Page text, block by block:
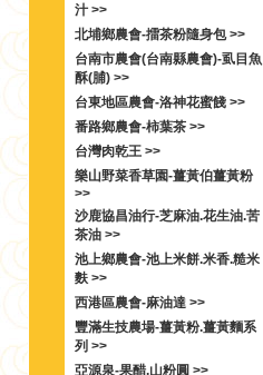
汁 >>
北埔鄉農會-擂茶粉隨身包 >>
台南市農會(台南縣農會)-虱目魚
酥(脯) >>
台東地區農會-洛神花蜜餞 >>
番路鄉農會-柿葉茶 >>
台灣肉乾王 >>
樂山野菜香草園-薑黃伯薑黃粉
>>
沙鹿協昌油行-芝麻油.花生油.苦
茶油 >>
池上鄉農會-池上米餅.米香.糙米
麩 >>
西港區農會-麻油達 >>
豐滿生技農場-薑黃粉.薑黃麵系
列 >>
亞源泉-果醋.山粉圓 >>